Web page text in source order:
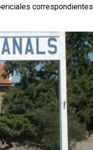
correspondientes